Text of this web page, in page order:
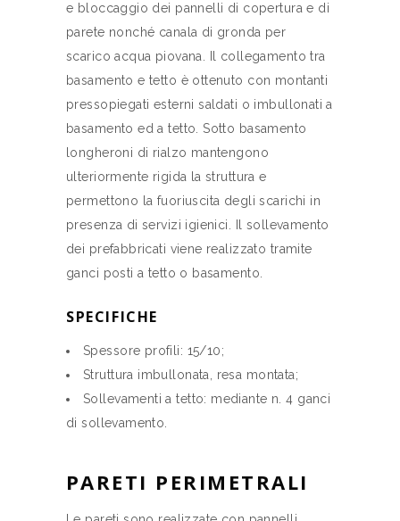
e bloccaggio dei pannelli di copertura e di
parete nonché canala di gronda per
scarico acqua piovana. Il collegamento tra
basamento e tetto è ottenuto con montanti
pressopiegati esterni saldati o imbullonati a
basamento ed a tetto. Sotto basamento
longheroni di rialzo mantengono
ulteriormente rigida la struttura e
permettono la fuoriuscita degli scarichi in
presenza di servizi igienici. Il sollevamento
dei prefabbricati viene realizzato tramite
ganci posti a tetto o basamento.
SPECIFICHE
Spessore profili: 15/10;
Struttura imbullonata, resa montata;
Sollevamenti a tetto: mediante n. 4 ganci
di sollevamento.
PARETI PERIMETRALI